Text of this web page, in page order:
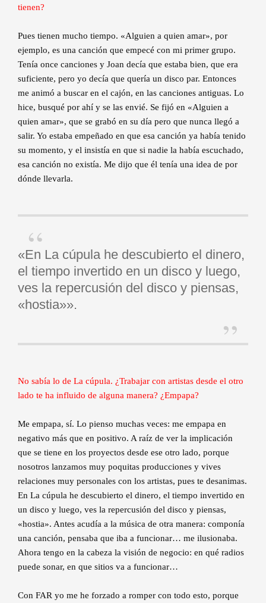
tienen?
Pues tienen mucho tiempo. «Alguien a quien amar», por
ejemplo, es una canción que empecé con mi primer grupo.
Tenía once canciones y Joan decía que estaba bien, que era
suficiente, pero yo decía que quería un disco par. Entonces
me animó a buscar en el cajón, en las canciones antiguas. Lo
hice, busqué por ahí y se las envié. Se fijó en «Alguien a
quien amar», que se grabó en su día pero que nunca llegó a
salir. Yo estaba empeñado en que esa canción ya había tenido
su momento, y el insistía en que si nadie la había escuchado,
esa canción no existía. Me dijo que él tenía una idea de por
dónde llevarla.
«En La cúpula he descubierto el dinero,
el tiempo invertido en un disco y luego,
ves la repercusión del disco y piensas,
«hostia»».
No sabía lo de La cúpula. ¿Trabajar con artistas desde el otro
lado te ha influido de alguna manera? ¿Empapa?
Me empapa, sí. Lo pienso muchas veces: me empapa en
negativo más que en positivo. A raíz de ver la implicación
que se tiene en los proyectos desde ese otro lado, porque
nosotros lanzamos muy poquitas producciones y vives
relaciones muy personales con los artistas, pues te desanimas.
En La cúpula he descubierto el dinero, el tiempo invertido en
un disco y luego, ves la repercusión del disco y piensas,
«hostia». Antes acudía a la música de otra manera: componía
una canción, pensaba que iba a funcionar… me ilusionaba.
Ahora tengo en la cabeza la visión de negocio: en qué radios
puede sonar, en que sitios va a funcionar…
Con FAR yo me he forzado a romper con todo esto, porque